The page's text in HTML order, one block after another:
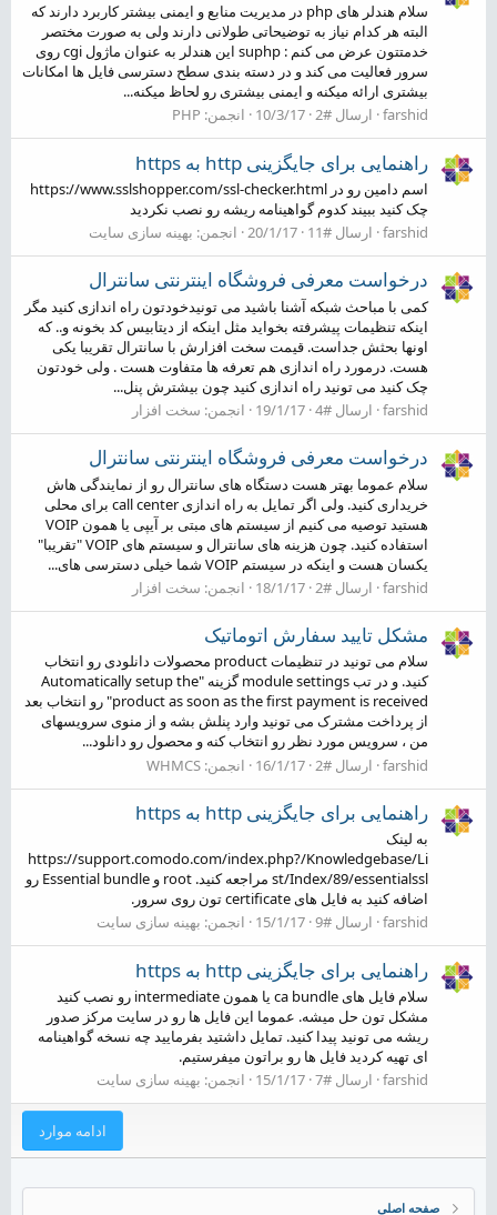
سلام هندلر های php در مدیریت منابع و ایمنی بیشتر کاربرد دارند که
البته هر کدام نیاز به توضیحاتی طولانی دارند ولی به صورت مختصر
خدمتتون عرض می کنم : suphp این هندلر به عنوان ماژول cgi روی
سرور فعالیت می کند و در دسته بندی سطح دسترسی فایل ها امکانات
بیشتری ارائه میکنه و ایمنی بیشتری رو لحاظ میکنه...
farshid ارسال #2 10/3/17 انجمن: PHP
راهنمایی برای جایگزینی http به https
اسم دامین رو در https://www.sslshopper.com/ssl-checker.html
چک کنید ببیند کدوم گواهینامه ریشه رو نصب نکردید
farshid ارسال #11 20/1/17 انجمن: بهینه سازی سایت
درخواست معرفی فروشگاه اینترنتی سانترال
کمی با مباحث شبکه آشنا باشید می تونیدخودتون راه اندازی کنید مگر
اینکه تنظیمات پیشرفته بخواید مثل اینکه از دیتابیس کد بخونه و.. که
اونها بحثش جداست. قیمت سخت افزارش با سانترال تقریبا یکی
هست. درمورد راه اندازی هم تعرفه ها متفاوت هست . ولی خودتون
چک کنید می تونید راه اندازی کنید چون بیشترش پنل...
farshid ارسال #4 19/1/17 انجمن: سخت افزار
درخواست معرفی فروشگاه اینترنتی سانترال
سلام عموما بهتر هست دستگاه های سانترال رو از نمایندگی هاش
خریداری کنید. ولی اگر تمایل به راه اندازی call center برای محلی
هستید توصیه می کنیم از سیستم های مبتی بر آیپی یا همون VOIP
استفاده کنید. چون هزینه های سانترال و سیستم های VOIP "تقریبا"
یکسان هست و اینکه در سیستم VOIP شما خیلی دسترسی های...
farshid ارسال #2 18/1/17 انجمن: سخت افزار
مشکل تایید سفارش اتوماتیک
سلام می تونید در تنظیمات product محصولات دانلودی رو انتخاب
کنید. و در تب module settings گزینه "Automatically setup the
product as soon as the first payment is received" رو انتخاب بعد
از پرداخت مشترک می تونید وارد پنلش بشه و از منوی سرویسهای
من ، سرویس مورد نظر رو انتخاب کنه و محصول رو دانلود...
farshid ارسال #2 16/1/17 انجمن: WHMCS
راهنمایی برای جایگزینی http به https
به لینک
https://support.comodo.com/index.php?/Knowledgebase/Li
st/Index/89/essentialssl مراجعه کنید. root و Essential bundle رو
اضافه کنید به فایل های certificate تون روی سرور.
farshid ارسال #9 15/1/17 انجمن: بهینه سازی سایت
راهنمایی برای جایگزینی http به https
سلام فایل های ca bundle یا همون intermediate رو نصب کنید
مشکل تون حل میشه. عموما این فایل ها رو در سایت مرکز صدور
ریشه می تونید پیدا کنید. تمایل داشتید بفرمایید چه نسخه گواهینامه
ای تهیه کردید فایل ها رو براتون میفرستیم.
farshid ارسال #7 15/1/17 انجمن: بهینه سازی سایت
ادامه موارد
صفحه اصلی